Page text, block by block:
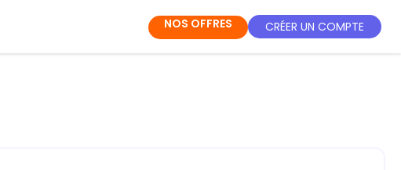
NOS OFFRES CRÉER UN COMPTE